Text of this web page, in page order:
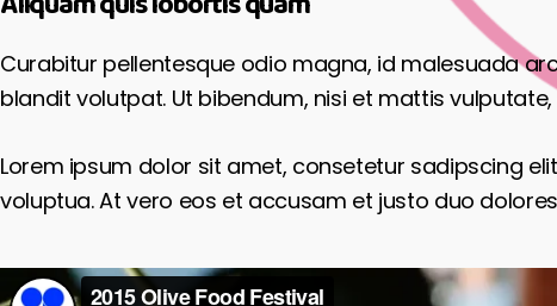
Curabitur pellentesque odio magna, id malesuada
blandit volutpat. Ut bibendum, nisi et mattis
Lorem ipsum dolor sit amet, consetetur sadipscing
voluptua. At vero eos et accusam et justo duo